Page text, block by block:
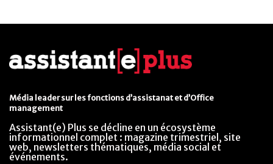
Média leader sur les fonctions d’assistanat et d’Office
management
Assistant(e) Plus se décline en un écosystème
informationnel complet : magazine trimestriel, site
web, newsletters thématiques, média social et
événements.